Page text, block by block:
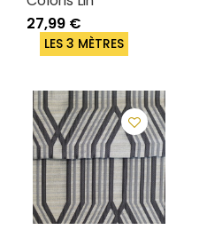
27,99 €
LES 3 MÈTRES